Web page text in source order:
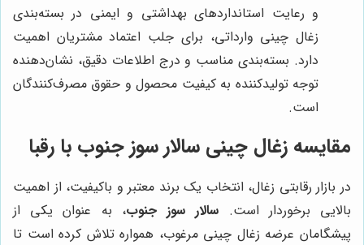
و رعایت استانداردهای بهداشتی و ایمنی در بسته‌بندی
زغال چینی وارداتی، برای جلب اعتماد مشتریان اهمیت
دارد. بسته‌بندی مناسب و درج اطلاعات دقیق، نشان‌دهنده
توجه تولیدکننده به کیفیت محصول و حقوق مصرف‌کنندگان
است.
مقایسه زغال چینی سالار سوز جنوب با رقبا
در بازار رقابتی زغال، انتخاب یک برند معتبر و باکیفیت، از اهمیت
بالایی برخوردار است. سالار سوز جنوب، به عنوان یکی از
پیشگامان عرضه زغال چینی مرغوب، همواره تلاش کرده است تا